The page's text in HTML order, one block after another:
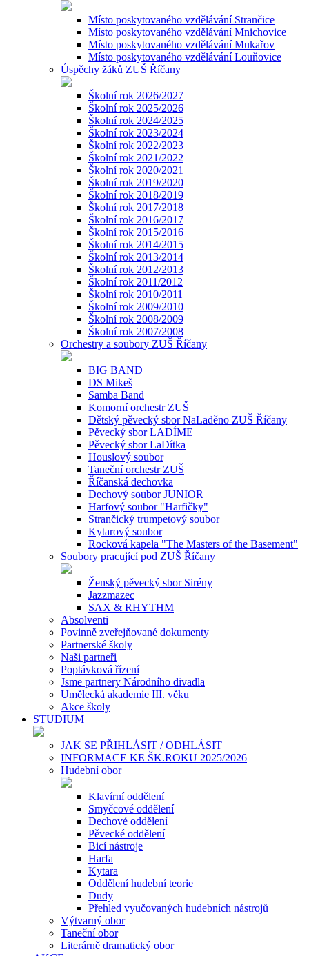
Místo poskytovaného vzdělávání Strančice
Místo poskytovaného vzdělávání Mnichovice
Místo poskytovaného vzdělávání Mukařov
Místo poskytovaného vzdělávání Louňovice
Úspěchy žáků ZUŠ Říčany
Školní rok 2026/2027
Školní rok 2025/2026
Školní rok 2024/2025
Školní rok 2023/2024
Školní rok 2022/2023
Školní rok 2021/2022
Školní rok 2020/2021
Školní rok 2019/2020
Školní rok 2018/2019
Školní rok 2017/2018
Školní rok 2016/2017
Školní rok 2015/2016
Školní rok 2014/2015
Školní rok 2013/2014
Školní rok 2012/2013
Školní rok 2011/2012
Školní rok 2010/2011
Školní rok 2009/2010
Školní rok 2008/2009
Školní rok 2007/2008
Orchestry a soubory ZUŠ Říčany
BIG BAND
DS Mikeš
Samba Band
Komorní orchestr ZUŠ
Dětský pěvecký sbor NaLaděno ZUŠ Říčany
Pěvecký sbor LADÍME
Pěvecký sbor LaDítka
Houslový soubor
Taneční orchestr ZUŠ
Říčanská dechovka
Dechový soubor JUNIOR
Harfový soubor "Harfičky"
Strančický trumpetový soubor
Kytarový soubor
Rocková kapela "The Masters of the Basement"
Soubory pracující pod ZUŠ Říčany
Ženský pěvecký sbor Sirény
Jazzmazec
SAX & RHYTHM
Absolventi
Povinně zveřejňované dokumenty
Partnerské školy
Naši partneři
Poptávková řízení
Jsme partnery Národního divadla
Umělecká akademie III. věku
Akce školy
STUDIUM
JAK SE PŘIHLÁSIT / ODHLÁSIT
INFORMACE KE ŠK.ROKU 2025/2026
Hudební obor
Klavírní oddělení
Smyčcové oddělení
Dechové oddělení
Pěvecké oddělení
Bicí nástroje
Harfa
Kytara
Oddělení hudební teorie
Dudy
Přehled vyučovaných hudebních nástrojů
Výtvarný obor
Taneční obor
Literárně dramatický obor